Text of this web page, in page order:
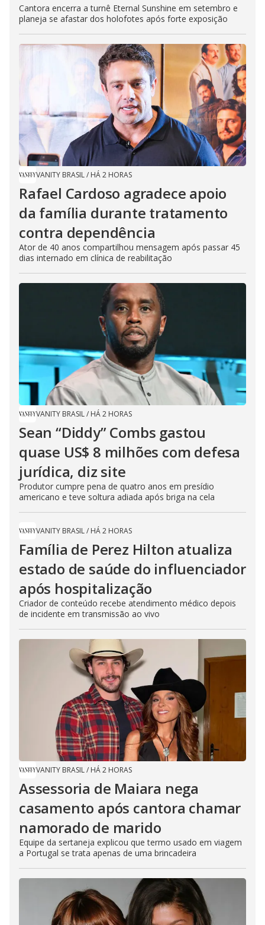
Cantora encerra a turnê Eternal Sunshine em setembro e
planeja se afastar dos holofotes após forte exposição
VANITY BRASIL/ HÁ 2 HORAS
Rafael Cardoso agradece apoio
da família durante tratamento
contra dependência
Ator de 40 anos compartilhou mensagem após passar 45
dias internado em clínica de reabilitação
VANITY BRASIL/ HÁ 2 HORAS
Sean “Diddy” Combs gastou
quase US$ 8 milhões com defesa
jurídica, diz site
Produtor cumpre pena de quatro anos em presídio
americano e teve soltura adiada após briga na cela
VANITY BRASIL/ HÁ 2 HORAS
Família de Perez Hilton atualiza
estado de saúde do influenciador
após hospitalização
Criador de conteúdo recebe atendimento médico depois
de incidente em transmissão ao vivo
VANITY BRASIL/ HÁ 2 HORAS
Assessoria de Maiara nega
casamento após cantora chamar
namorado de marido
Equipe da sertaneja explicou que termo usado em viagem
a Portugal se trata apenas de uma brincadeira